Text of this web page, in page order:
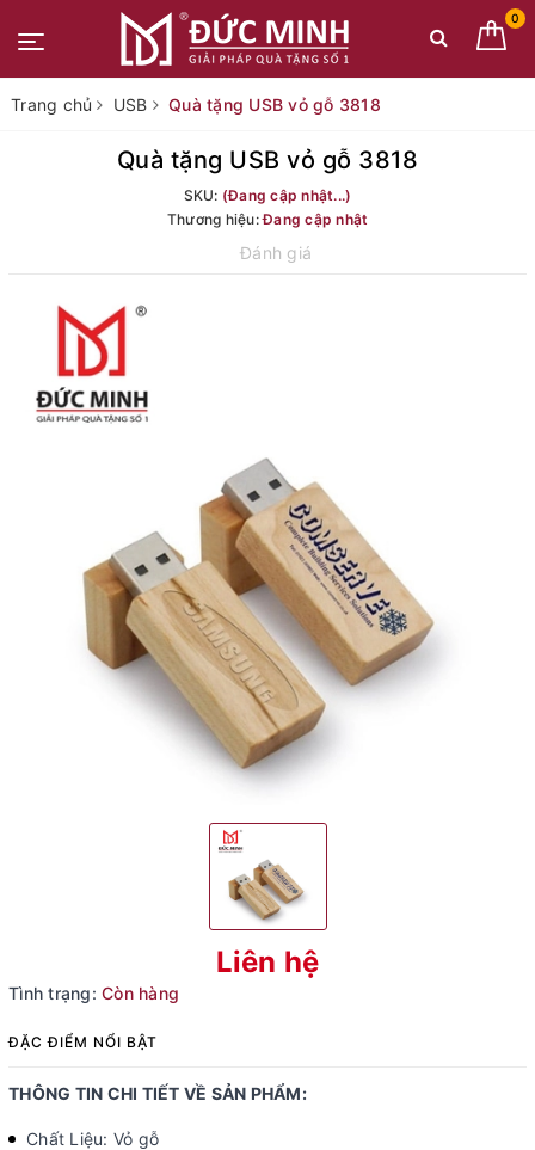
0
Trang chủ USB Quà tặng USB vỏ gỗ 3818
Quà tặng USB vỏ gỗ 3818
SKU: (Đang cập nhật...)
Thương hiệu:Đang cập nhật
Đánh giá
Liên hệ
Tình trạng: Còn hàng
ĐẶC ĐIỂM NỔI BẬT
THÔNG TIN CHI TIẾT VỀ SẢN PHẨM:
Chất Liệu: Vỏ gỗ